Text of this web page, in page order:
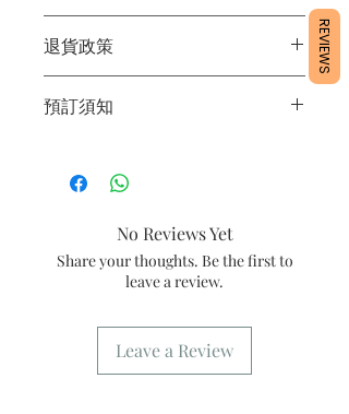
度。
2/運送時避免大力搖晃。
3/最佳保存期：3日內食用完畢
退貨政策
作，不設退換。
預訂須知
定日期取貨請提早10-14天前落單🤗
2/ 下單後24小時內會有專人電郵確認訂
3/ 取貨時需要出示確認訊息 或 訂單編
號
4/ 自取訂單：地址只需要填寫【葵芳
5/ 交收訂單：地址只需要填寫交收地
6/ 送貨訂單：本店只提供營業時間內送
No Reviews Yet
Share your thoughts. Be the first to
leave a review.
Leave a Review
REVIEWS